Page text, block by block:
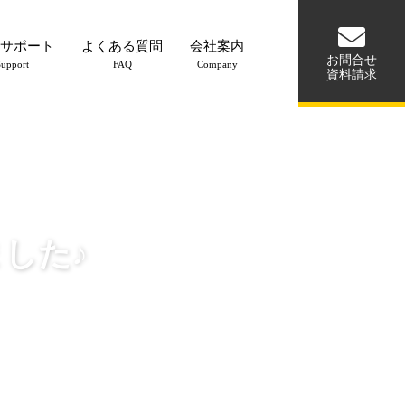
ポート よくある質問
FAQ
会社案内
Company
お問合せ
資料請求
た♪